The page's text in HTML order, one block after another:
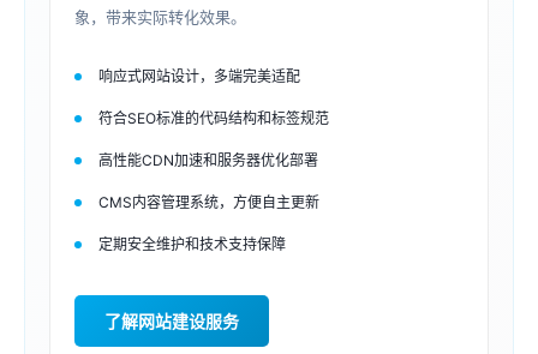
象，带来实际转化效果。
响应式网站设计，多端完美适配
符合SEO标准的代码结构和标签规范
高性能CDN加速和服务器优化部署
CMS内容管理系统，方便自主更新
定期安全维护和技术支持保障
了解网站建设服务